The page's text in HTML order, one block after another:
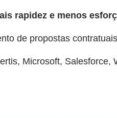
rapidez e menos
de propostas contratuais
Microsoft, Salesforce,